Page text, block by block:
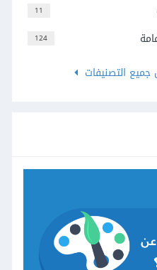
11
124
جميع التصنيفات